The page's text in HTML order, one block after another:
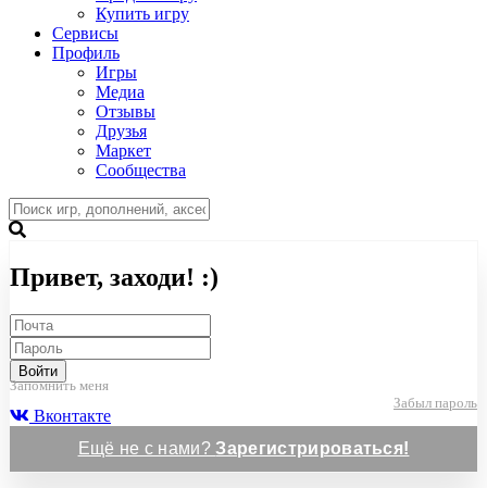
Купить игру
Сервисы
Профиль
Игры
Медиа
Отзывы
Друзья
Маркет
Сообщества
Привет, заходи! :)
Войти
Запомнить меня
Забыл пароль
Вконтакте
Ещё не с нами?Зарегистрироваться!